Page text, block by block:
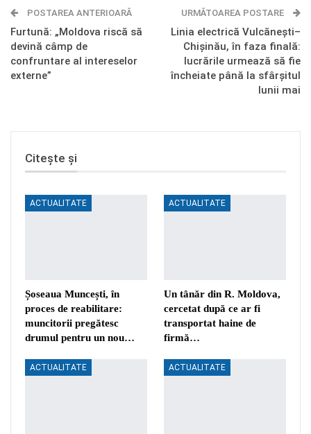
Telegram OK.ru
POSTAREA ANTERIOARĂ
Furtună: „Moldova riscă să
devină câmp de
confruntare al intereselor
externe”
URMĂTOAREA POSTARE
Linia electrică Vulcănești–
Chișinău, în faza finală:
lucrările urmează să fie
încheiate până la sfârșitul
lunii mai
Citește și
ACTUALITATE
Șoseaua Muncești, în
proces de reabilitare:
muncitorii pregătesc
drumul pentru un nou…
ACTUALITATE
Un tânăr din R. Moldova,
cercetat după ce ar fi
transportat haine de
firmă…
ACTUALITATE ACTUALITATE